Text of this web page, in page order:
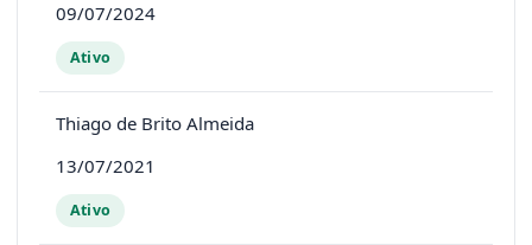
09/07/2024
Ativo
Thiago de Brito Almeida
13/07/2021
Ativo